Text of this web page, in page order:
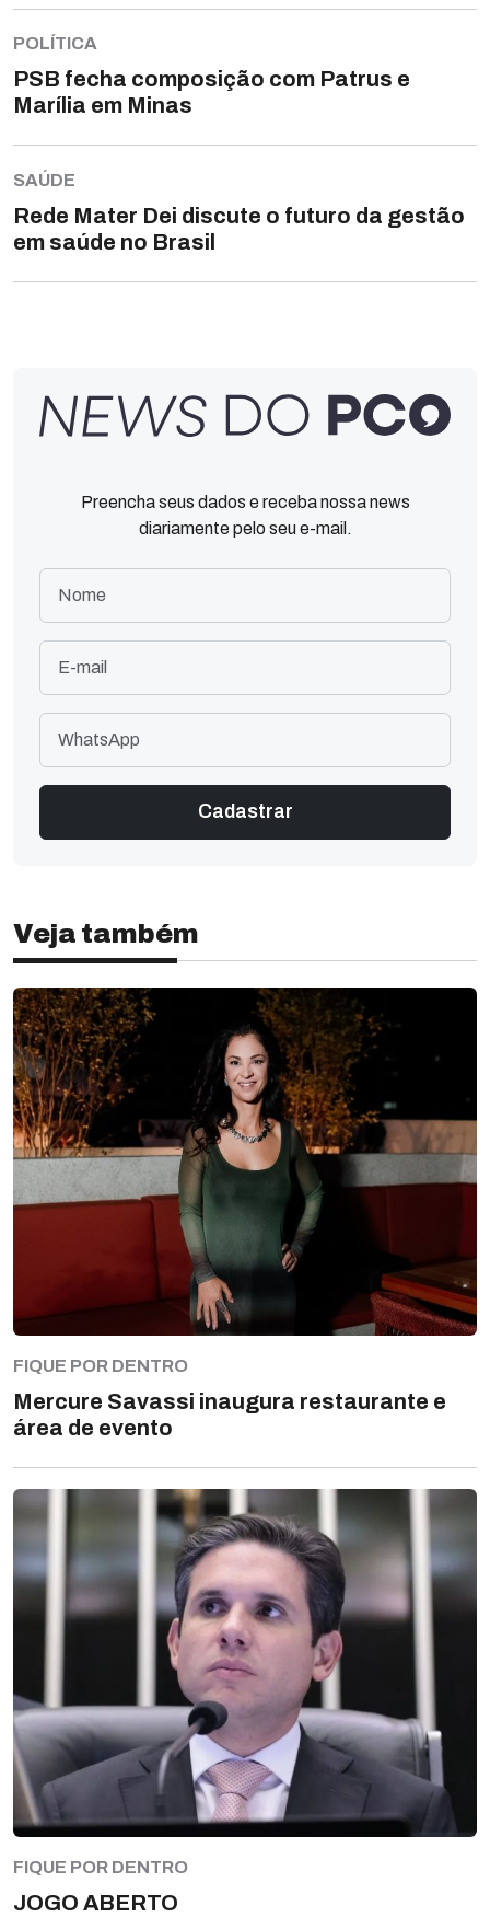
POLÍTICA
PSB fecha composição com Patrus e
Marília em Minas
SAÚDE
Rede Mater Dei discute o futuro da gestão
em saúde no Brasil
Preencha seus dados e receba nossa news
diariamente pelo seu e-mail.
Veja também
FIQUE POR DENTRO
Mercure Savassi inaugura restaurante e
área de evento
FIQUE POR DENTRO
JOGO ABERTO